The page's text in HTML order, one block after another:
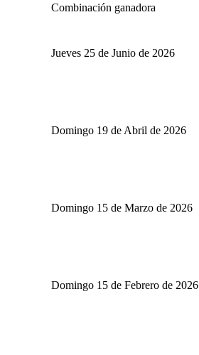
Combinación ganadora
Jueves 25 de Junio de 2026
Domingo 19 de Abril de 2026
Domingo 15 de Marzo de 2026
Domingo 15 de Febrero de 2026